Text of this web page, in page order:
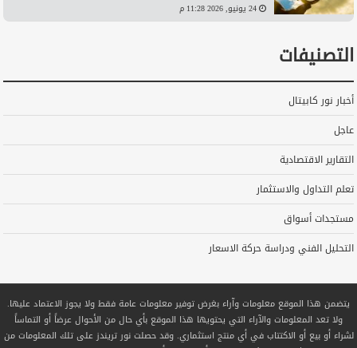
24 يونيو, 2026 11:28 م
التصنيفات
أخبار نور كابيتال
عاجل
التقارير الاقتصادية
تعلم التداول والاستثمار
مستجدات أسواق
التحليل الفني ودراسة حركة الاسعار
يتضمن هذا الموقع معلومات وآراء بغرض توفير معلومات عامة فقط ولا يجوز الاعتماد عليها.
ولا تعد المعلومات والآراء التي يحتويها هذا الموقع بأي حال من الأحوال عرضاً أو التماساً
لشراء أو بيع أو الاكتتاب في أي منتج استثماري. وقد حصلت نور تريندز على تلك المعلومات من